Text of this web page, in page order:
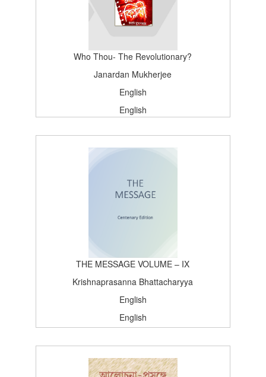
100
Who Thou- The Revolutionary?
Janardan Mukherjee
English
English
Edition (3rd Edition-1977)
1956-01-01T15:26:37Z
BOOK
5
THE MESSAGE VOLUME – IX
Krishnaprasanna Bhattacharyya
English
English
1964-10-22T15:26:37Z